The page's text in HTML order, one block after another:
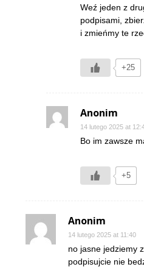
Weź jeden z
podpisami,
i zmieńmy te
+25
Anonim
14 lutego 2025 at
Bo im zawsze
+5
Anonim
14 lutego 2025 at 11:40
no jasne jedziemy
podpisujcie nie